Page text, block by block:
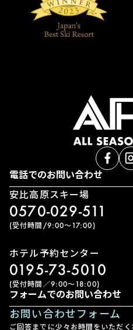
電話でのお問い合わせ
安比高原スキー場
0570-029-511
(受付時間/9:00〜17:00)
ホテル予約センター
0195-73-5010
(受付時間／9:00〜18:00)
フォームでのお問い合わせ
お問い合わせフォーム
ご回答までに少々お時間をいただ